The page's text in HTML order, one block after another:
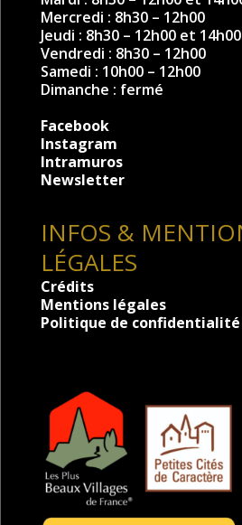
Mercredi : 8h30 – 12h00
Jeudi : 8h30 – 12h00 et
Vendredi : 8h30 – 12h00
Samedi : 10h00 – 12h00
Dimanche : fermé
Facebook
Instagram
Intramuros
Newsletter
INFOS &
LÉGALES
Crédits
Mentions légales
Politique de confidentialité